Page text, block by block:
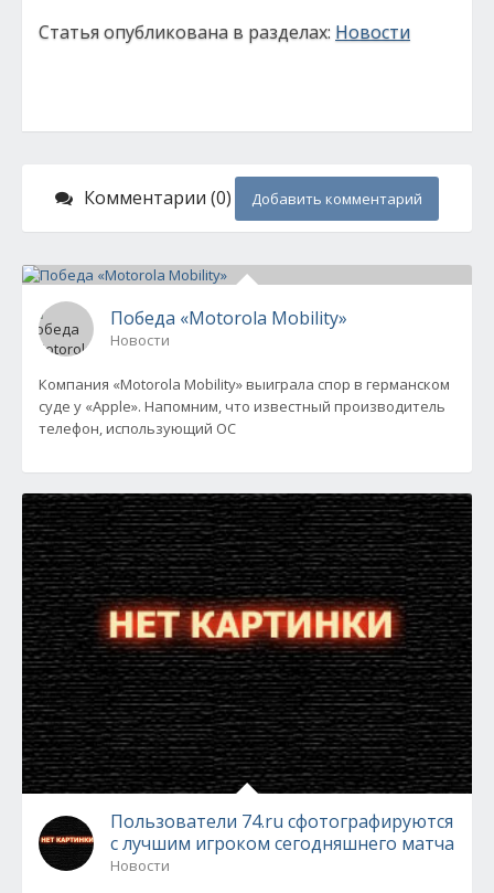
Статья опубликована в разделах: Новости
Комментарии (0) Добавить комментарий
Победа «Motorola Mobility»
Новости
Компания «Motorola Mobility» выиграла спор в германском
суде у «Apple». Напомним, что известный производитель
телефон, использующий ОС
Пользователи 74.ru сфотографируются
с лучшим игроком сегодняшнего матча
Новости